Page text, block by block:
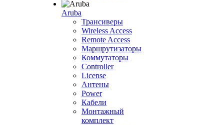
Aruba
Трансиверы
Wireless Access
Remote Access
Маршрутизаторы
Коммутаторы
Controller
License
Антены
Power
Кабели
Монтажный
комплект